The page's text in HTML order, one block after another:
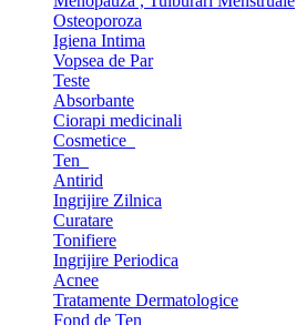
Osteoporoza
Igiena Intima
Vopsea de Par
Teste
Absorbante
Ciorapi medicinali
Cosmetice
Ten
Antirid
Ingrijire Zilnica
Curatare
Tonifiere
Ingrijire Periodica
Acnee
Tratamente Dermatologice
Fond de Ten